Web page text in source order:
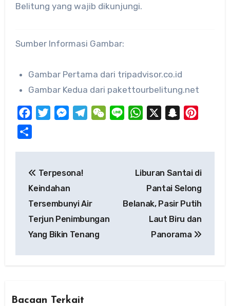
Belitung yang wajib dikunjungi.
Sumber Informasi Gambar:
Gambar Pertama dari tripadvisor.co.id
Gambar Kedua dari pakettourbelitung.net
FacebookTwitterMessengerTelegramWeChat
Line WhatsApp Snapchat
navigation
Terpesona!
Keindahan
Tersembunyi Air
Terjun Penimbungan
Yang Bikin Tenang
Liburan Santai di
Pantai Selong
Belanak, Pasir Putih
Laut Biru dan
Panorama
Bacaan Terkait